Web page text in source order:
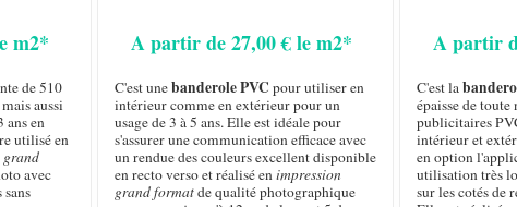
m2*
de 510
aussi
ans en
utilisé en
grand
avec
A partir de 27,00 € le m2*
C'est unebanderole PVC pour utiliser en
intérieur comme en extérieur pour un
usage de 3 à 5 ans. Elle est idéale pour
s'assurer une communication efficace avec
un rendue des couleurs excellent disponible
en recto verso et réalisé enimpression
grand formatde qualité photographique
A partir
C'est la
épaisse de toute
publicitaires
intérieur et
en option
utilisation très
sur les cotés de